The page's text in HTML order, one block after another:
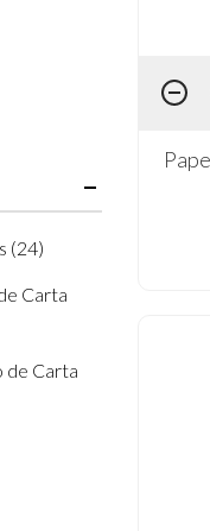
(3)
(24)
Carta
de Carta